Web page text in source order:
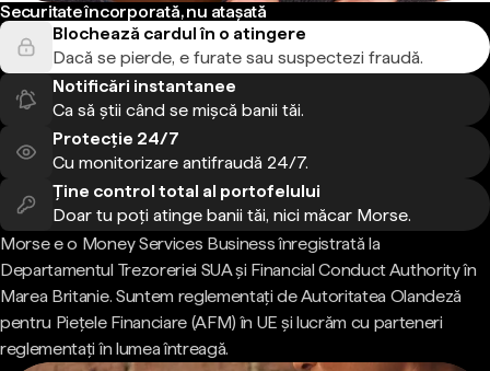
Securitate încorporată, nu atașată
Blochează cardul în o atingere
Dacă se pierde, e furate sau suspectezi fraudă.
Notificări instantanee
Ca să știi când se mișcă banii tăi.
Protecție 24/7
Cu monitorizare antifraudă 24/7.
Ține control total al portofelului
Doar tu poți atinge banii tăi, nici măcar Morse.
Morse e o Money Services Business înregistrată la
Departamentul Trezoreriei SUA și Financial Conduct Authority în
Marea Britanie. Suntem reglementați de Autoritatea Olandeză
pentru Piețele Financiare (AFM) în UE și lucrăm cu parteneri
reglementați în lumea întreagă.